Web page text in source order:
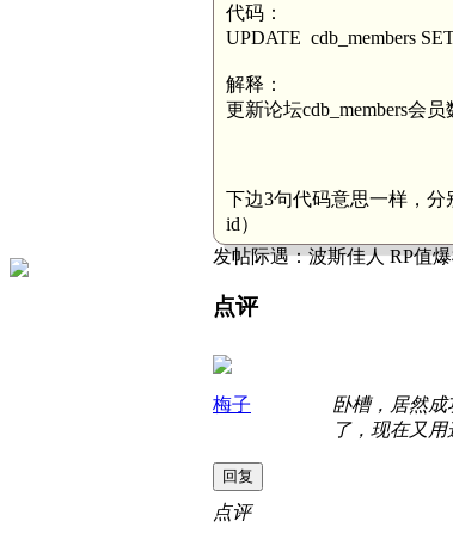
代码：
UPDATE cdb_members
解释：
更新论坛cdb_members会
下边3句代码意思一样，分
id）
发帖际遇：波斯佳人 RP值
点评
梅子
卧槽，居然
了，现在又
回复
点评